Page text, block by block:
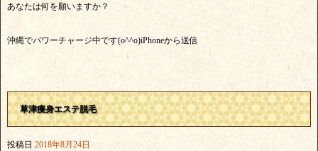
あなたは何を願いますか？
沖縄でパワーチャージ中です(o^^o)iPhoneから送信
草津痩身エステ脱毛
投稿日 2018年8月24日